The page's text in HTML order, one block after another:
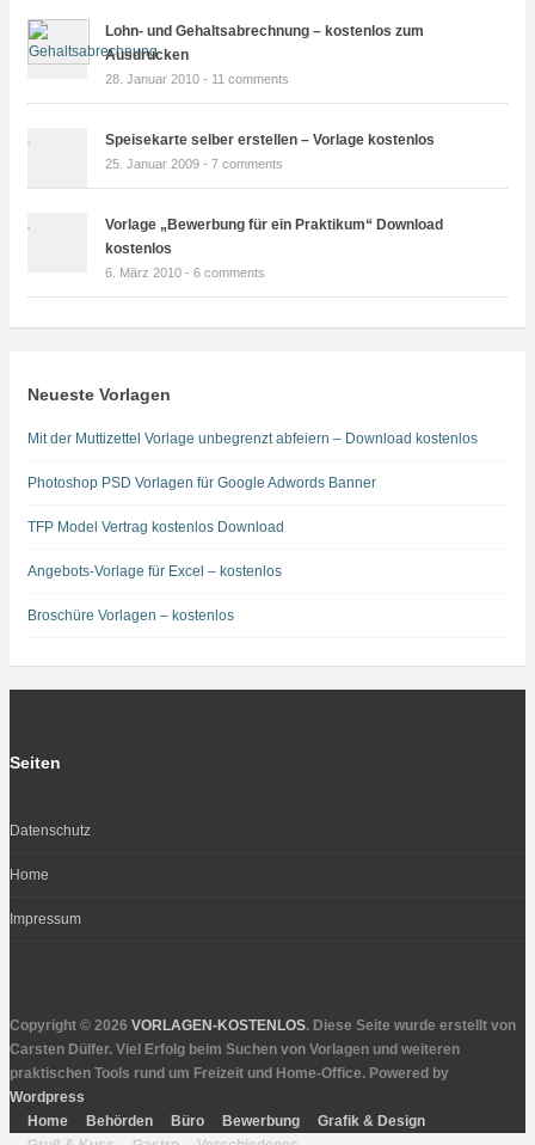
Lohn- und Gehaltsabrechnung – kostenlos zum
Ausdrucken
28. Januar 2010 - 11 comments
Speisekarte selber erstellen – Vorlage kostenlos
25. Januar 2009 - 7 comments
Vorlage „Bewerbung für ein Praktikum“ Download
kostenlos
6. März 2010 - 6 comments
Neueste Vorlagen
Mit der Muttizettel Vorlage unbegrenzt abfeiern – Download kostenlos
Photoshop PSD Vorlagen für Google Adwords Banner
TFP Model Vertrag kostenlos Download
Angebots-Vorlage für Excel – kostenlos
Broschüre Vorlagen – kostenlos
Seiten
Datenschutz
Home
Impressum
Copyright © 2026 VORLAGEN-KOSTENLOS. Diese Seite wurde erstellt von
Carsten Dülfer. Viel Erfolg beim Suchen von Vorlagen und weiteren
praktischen Tools rund um Freizeit und Home-Office. Powered by
Wordpress
Home
Behörden Büro Bewerbung
Grafik & Design